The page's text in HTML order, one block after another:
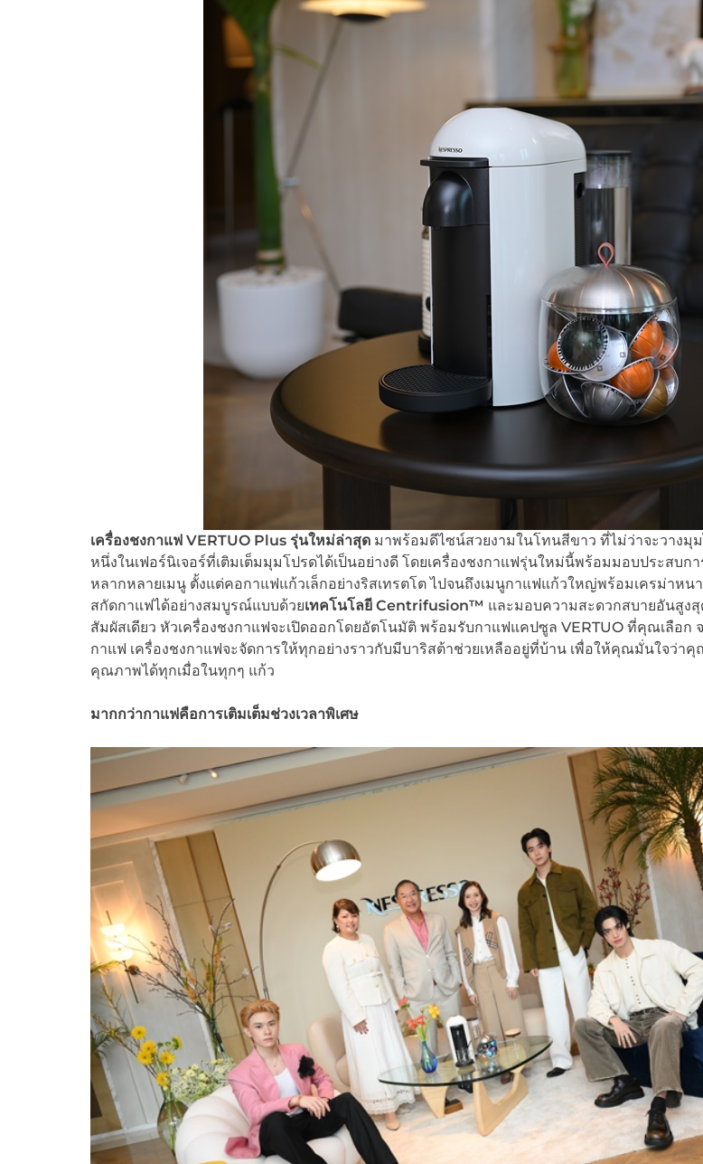
เครื่องชงกาแฟVERTUO Plus รุ่นใหม่ล่าสุดมาพร้อมดีไซน์สวยงามในโทนสีขาว ที่ไม่ว่าจะวางมุ
หนึ่งในเฟอร์นิเจอร์ที่เติมเต็มมุมโปรดได้เป็นอย่างดี โดยเครื่องชงกาแฟรุ่นใหม่นี้พร้อมมอบประสบ
หลากหลายเมนู ตั้งแต่คอกาแฟแก้วเล็กอย่างริสเทรตโต ไปจนถึงเมนูกาแฟแก้วใหญ่พร้อมเครม่าหน
สกัดกาแฟได้อย่างสมบูรณ์แบบด้วยเทคโนโลยี Centrifusion™ และมอบความสะดวกสบายอันสูง
สัมผัสเดียว หัวเครื่องชงกาแฟจะเปิดออกโดยอัตโนมัติ พร้อมรับกาแฟแคปซูล VERTUO ที่คุณเลือก
กาแฟ เครื่องชงกาแฟจะจัดการให้ทุกอย่างราวกับมีบาริสต้าช่วยเหลืออยู่ที่บ้าน เพื่อให้คุณมั่นใจว่า
คุณภาพได้ทุกเมื่อในทุกๆ แก้ว
มากกว่ากาแฟคือการเติมเต็มช่วงเวลาพิเศษ